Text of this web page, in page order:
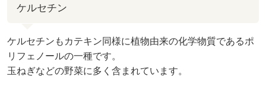
ケルセチン
ケルセチンもカテキン同様に植物由来の化学物質であるポ
リフェノールの一種です。
玉ねぎなどの野菜に多く含まれています。